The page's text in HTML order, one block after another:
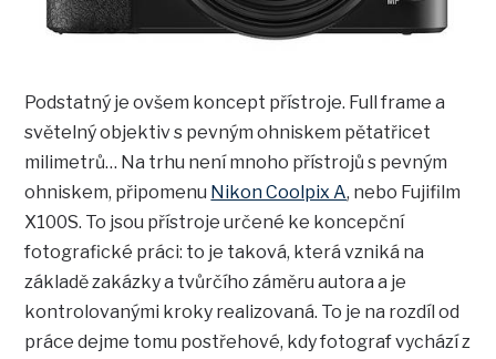
Podstatný je ovšem koncept přístroje. Full frame a
světelný objektiv s pevným ohniskem pětatřicet
milimetrů… Na trhu není mnoho přístrojů s pevným
ohniskem, připomenu Nikon Coolpix A, nebo Fujifilm
X100S. To jsou přístroje určené ke koncepční
fotografické práci: to je taková, která vzniká na
základě zakázky a tvůrčího záměru autora a je
kontrolovanými kroky realizovaná. To je na rozdíl od
práce dejme tomu postřehové, kdy fotograf vychází z